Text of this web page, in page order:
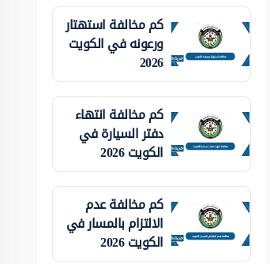
كم مخالفة استهتار
ورعونه في الكويت
2026
كم مخالفة انتهاء
دفتر السيارة في
الكويت 2026
كم مخالفة عدم
الالتزام بالمسار في
الكويت 2026